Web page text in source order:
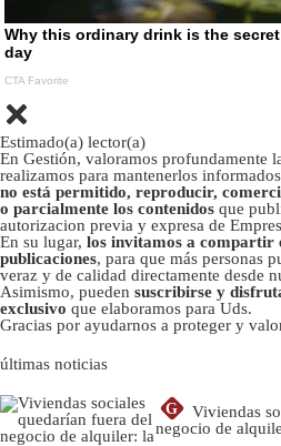
Estimado(a) lector(a)
En Gestión, valoramos profundamente
realizamos para mantenerlos
no está permitido, reproducir,
o parcialmente los contenidos que
autorizacion previa y expresa de
En su lugar, los invitamos a compartir
publicaciones, para que más personas
veraz y de calidad directamente desde
Asimismo, pueden suscribirse y
exclusivo que elaboramos para Uds.
Gracias por ayudarnos a proteger y
últimas noticias
G
Viviendas
negocio de